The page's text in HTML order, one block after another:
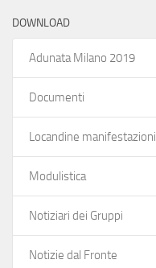
DOWNLOAD
Adunata Milano 2019
Documenti
Locandine manifestazioni
Modulistica
Notiziari dei Gruppi
Notizie dal Fronte